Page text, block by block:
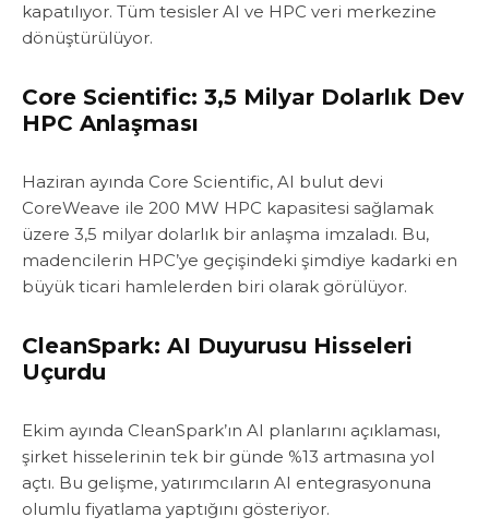
kapatılıyor. ‎Tüm tesisler AI ve HPC veri merkezine
dönüştürülüyor‎‎‎.
Core Scientific: 3,5 Milyar Dolarlık Dev
HPC Anlaşması
Haziran ayında Core Scientific, AI bulut devi
CoreWeave ile 200 MW HPC kapasitesi sağlamak
üzere 3,5 milyar dolarlık bir anlaşma imzaladı. Bu,
madencilerin HPC’ye geçişindeki şimdiye kadarki en
büyük ticari hamlelerden biri olarak görülüyor.
CleanSpark: AI Duyurusu Hisseleri
Uçurdu
Ekim ayında CleanSpark’ın AI planlarını açıklaması,
şirket hisselerinin tek bir günde %13 artmasına yol
açtı. Bu gelişme, yatırımcıların AI entegrasyonuna
olumlu fiyatlama yaptığını gösteriyor.